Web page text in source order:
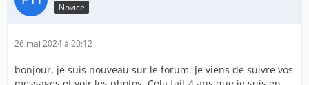
Novice
26 mai 2024 à 20:12
bonjour, je suis nouveau sur le forum. Je viens de suivre vos